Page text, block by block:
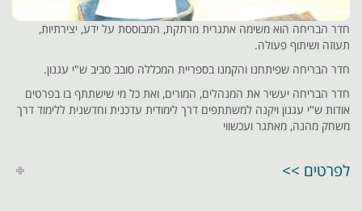
חדר הבריחה הוא משימה אתגרית מרתקת, המבוססת על ידע, יצירתיות,
תעוזה ושיתוף פעולה.
חדר הבריחה שפיתחנו והקמנו בספריית המכללה סובב סביב ש"י עגנון.
חדר הבריחה יעשיר את המנהלים, המורים, ואת כל מי שישתתף בו בפרטים
אודות ש"י עגנון ויקנה למשתתפים דרך לימודית עדכנית וחדשנית ללימוד דרך
משחק מהנה, מאתגר ועכשווי
לפרטים >>